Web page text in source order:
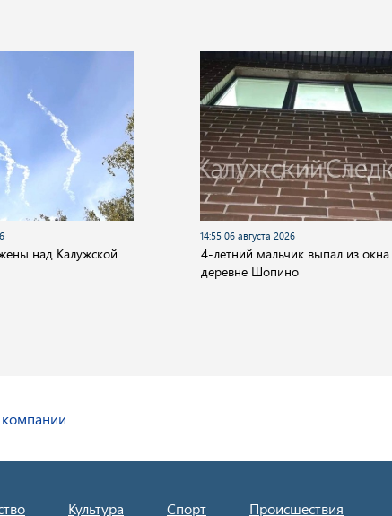
над Калужской
14:55 06 августа 2026
4-летний мальчик выпал из окна
деревне Шопино
Культура Спорт Происшествия